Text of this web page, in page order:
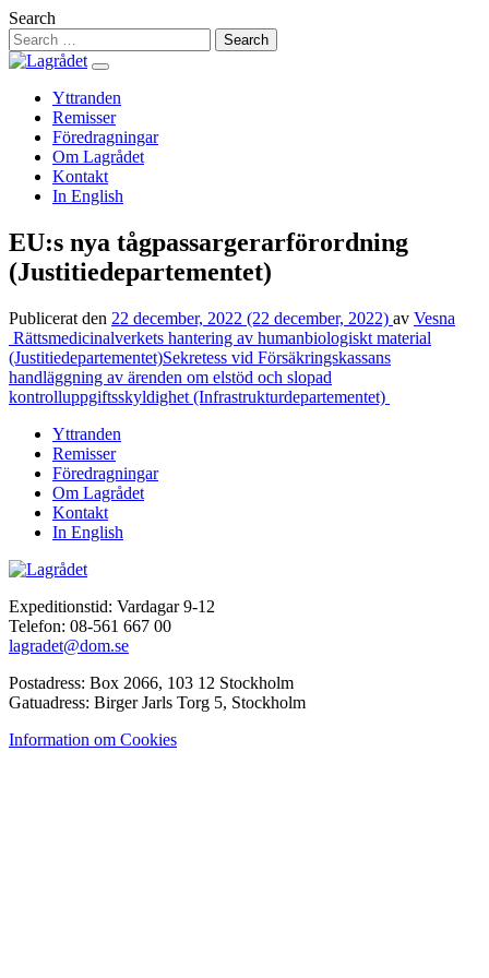
Hoppa
till
innehåll
Search
Yttranden
Remisser
Föredragningar
Om Lagrådet
Kontakt
In English
EU:s nya tågpassargerarförordning
(Justitiedepartementet)
Publicerat den 22 december, 2022 (22 december, 2022) av Vesna
Inläggsnavigering
Rättsmedicinalverkets hantering av humanbiologiskt material
(Justitiedepartementet)Sekretess vid Försäkringskassans
handläggning av ärenden om elstöd och slopad
kontrolluppgiftsskyldighet (Infrastrukturdepartementet)
Yttranden
Remisser
Föredragningar
Om Lagrådet
Kontakt
In English
Expeditionstid: Vardagar 9-12
Telefon: 08-561 667 00
lagradet@dom.se
Postadress: Box 2066, 103 12 Stockholm
Gatuadress: Birger Jarls Torg 5, Stockholm
Information om Cookies